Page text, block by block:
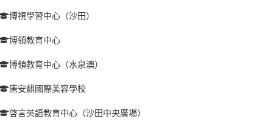
博視學習中心（沙田）
博領教育中心
博領教育中心（水泉澳）
唐安麒國際美容學校
啓言英語教育中心（沙田中央廣場）